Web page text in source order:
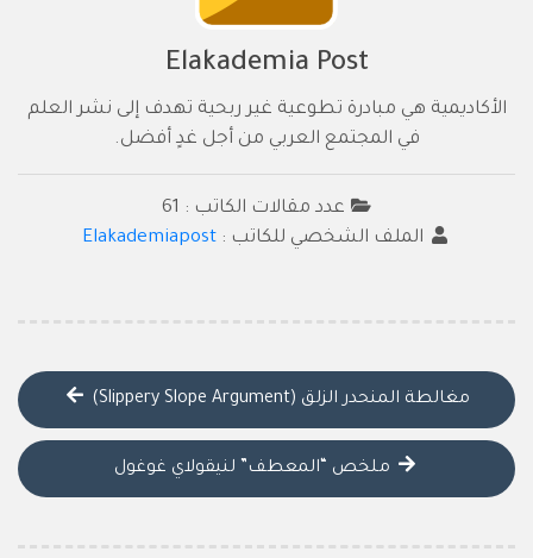
Elakademia Post
الأكاديمية هي مبادرة تطوعية غير ربحية تهدف إلى نشر العلم
في المجتمع العربي من أجل غدٍ أفضل.
عدد مقالات الكاتب : 61
الملف الشخصي للكاتب : Elakademiapost
مغالطة المنحدر الزلق (Slippery Slope Argument)
ملخص “المعطف” لنيقولاي غوغول